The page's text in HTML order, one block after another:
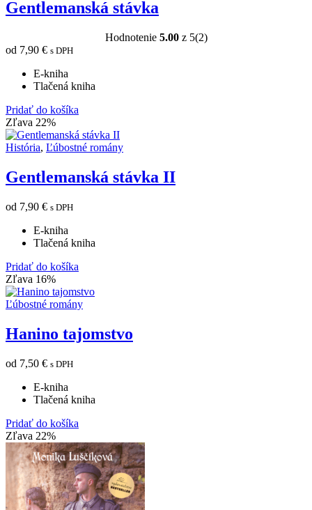
Gentlemanská stávka
Hodnotenie 5.00z 5(2)
od 7,90 € s DPH
E-kniha
Tlačená kniha
Pridať do košíka
Zľava 22%
História, Ľúbostné romány
Gentlemanská stávka II
od 7,90 € s DPH
E-kniha
Tlačená kniha
Pridať do košíka
Zľava 16%
Ľúbostné romány
Hanino tajomstvo
od 7,50 € s DPH
E-kniha
Tlačená kniha
Pridať do košíka
Zľava 22%